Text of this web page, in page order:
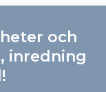
och
inredning